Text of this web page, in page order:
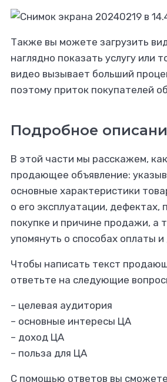
Также вы можете загрузить
наглядно показать услугу или
видео вызывает больший
поэтому приток покупателей
Подробное
В этой части мы расскажем,
продающее объявление:
основные характеристики
о его эксплуатации, дефектах,
покупке и причине продажи, а
упомянуть о способах оплаты и
Чтобы написать текст
ответьте на следующие
– целевая аудитория
– основные интересы ЦА
– доход ЦА
– польза для ЦА
С помощью ответов вы